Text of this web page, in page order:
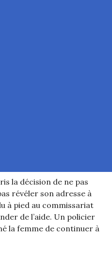
la décision de ne pas
révéler son adresse à
à pied au commissariat
de l’aide. Un policier
la femme de continuer à